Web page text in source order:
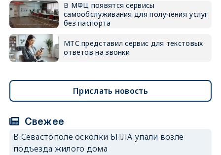
В МФЦ появятся сервисы
самообслуживания для получения услуг
без паспорта
МТС представил сервис для текстовых
ответов на звонки
Прислать новость
Свежее
В Севастополе осколки БПЛА упали возле
подъезда жилого дома